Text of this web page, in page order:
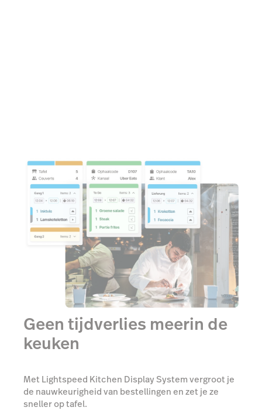
Geen tijdverlies meerin de
keuken
Met Lightspeed Kitchen Display System vergroot je
de nauwkeurigheid van bestellingen en zet je ze
sneller op tafel.